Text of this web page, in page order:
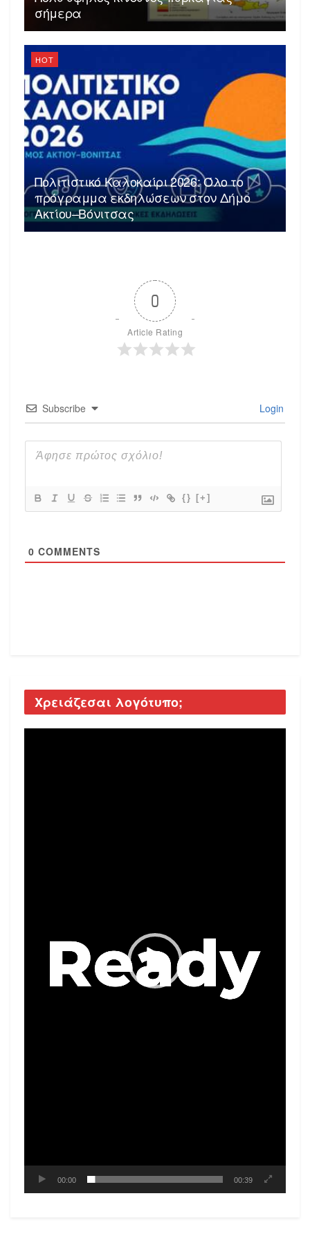
σήμερα
HOT
Πολιτιστικό Καλοκαίρι 2026: Όλο το
πρόγραμμα εκδηλώσεων στον Δήμο
Ακτίου–Βόνιτσας
0
Article Rating
Subscribe Login
{} [+]
0 COMMENTS
Χρειάζεσαι λογότυπο;
00:00 00:39